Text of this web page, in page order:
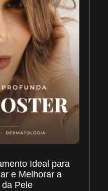
Ideal para
e Melhorar a
Pele